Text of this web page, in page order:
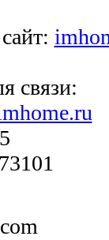
связи: